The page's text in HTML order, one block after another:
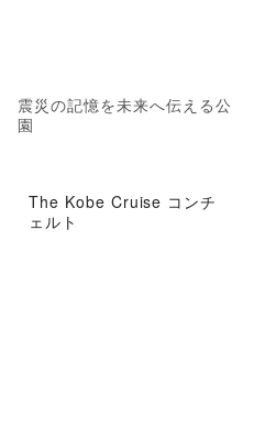
震災の記憶を未来へ伝える公
園
The Kobe Cruise コンチ
ェルト